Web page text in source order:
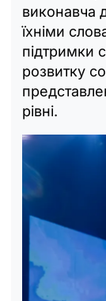
виконавча
їхніми
підтримки
розвитку
рівні.